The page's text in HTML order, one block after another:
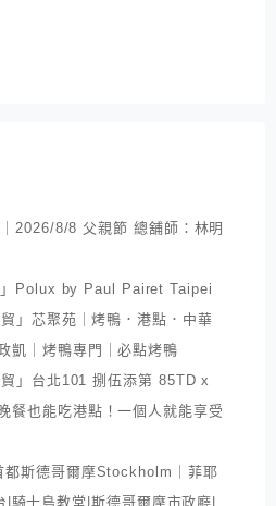
2026/8/8 父親節 總舖師：林明
」Polux by Paul Pairet Taipei
」芯聚苑｜烤鴨．港點．中華
凱｜烤鴨專門｜必點烤鴨
貿」台北101 捌伍添第 85TD x
餐也能吃港點！一個人就能享受
都斯德哥爾摩Stockholm｜菲耶
騎士島教堂|斯德哥爾摩市政廳|